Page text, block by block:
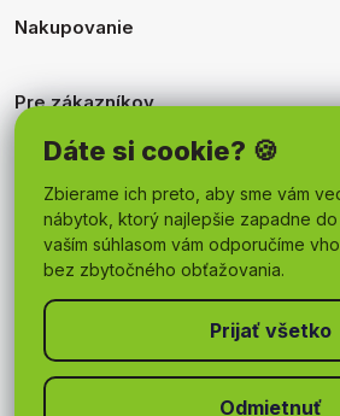
Dáte si cookie? 🍪
Zbierame ich preto, aby sme vám
nábytok, ktorý najlepšie zapadne
vaším súhlasom vám odporučíme
bez zbytočného obťažovania.
Odmietnuť
Nakupovanie
Pre zákazníkov